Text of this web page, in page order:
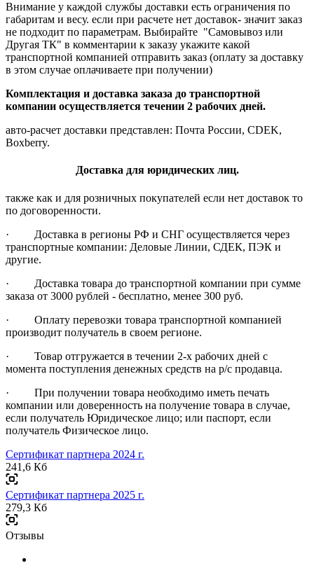
Внимание у каждой службы доставки есть ограничения по
габаритам и весу. если при расчете нет доставок- значит заказ
не подходит по параметрам. Выбирайте "Самовывоз или
Другая ТК" в комментарии к заказу укажите какой
транспортной компанией отправить заказ (оплату за доставку
в этом случае оплачиваете при получении)
Комплектация и доставка заказа до транспортной
компании осуществляется течении 2 рабочих дней.
авто-расчет доставки представлен: Почта России, CDEK,
Boxberry.
Доставка для юридических лиц.
также как и для розничных покупателей если нет доставок то
по договоренности.
· Доставка в регионы РФ и СНГ осуществляется через
транспортные компании: Деловые Линии, СДЕК, ПЭК и
другие.
· Доставка товара до транспортной компании при сумме
заказа от 3000 рублей - бесплатно, менее 300 руб.
· Оплату перевозки товара транспортной компанией
производит получатель в своем регионе.
· Товар отгружается в течении 2-х рабочих дней с
момента поступления денежных средств на р/с продавца.
· При получении товара необходимо иметь печать
компании или доверенность на получение товара в случае,
если получатель Юридическое лицо; или паспорт, если
получатель Физическое лицо.
Сертификат партнера 2024 г.
241,6 Кб
Сертификат партнера 2025 г.
279,3 Кб
Отзывы